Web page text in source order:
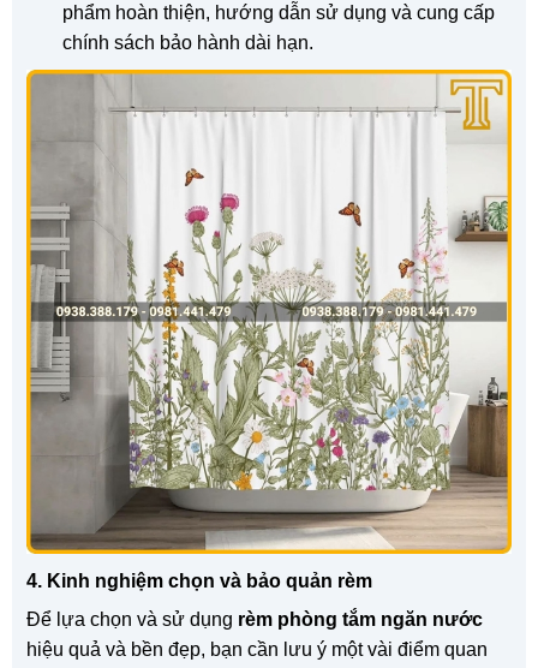
phẩm hoàn thiện, hướng dẫn sử dụng và cung cấp
chính sách bảo hành dài hạn.
4. Kinh nghiệm chọn và bảo quản rèm
Để lựa chọn và sử dụng rèm phòng tắm ngăn nước
hiệu quả và bền đẹp, bạn cần lưu ý một vài điểm quan